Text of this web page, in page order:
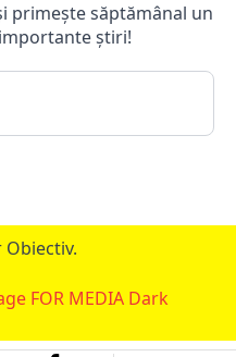
primește săptămânal un
știri!
Obiectiv.